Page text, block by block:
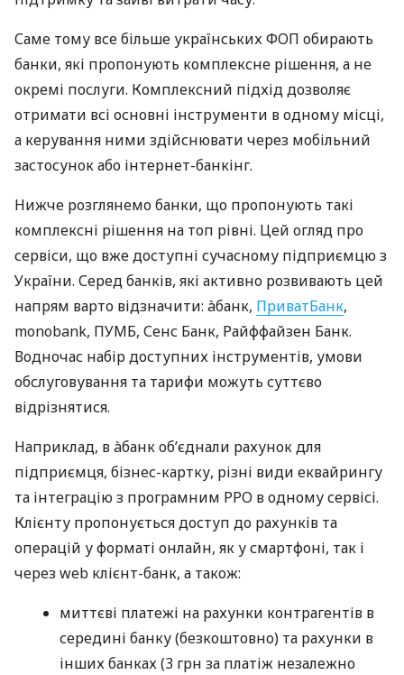
Саме тому все більше українських ФОП обирають
банки, які пропонують комплексне рішення, а не
окремі послуги. Комплексний підхід дозволяє
отримати всі основні інструменти в одному місці,
а керування ними здійснювати через мобільний
застосунок або інтернет-банкінг.
Нижче розглянемо банки, що пропонують такі
комплексні рішення на топ рівні. Цей огляд про
сервіси, що вже доступні сучасному підприємцю з
України. Серед банків, які активно розвивають цей
напрям варто відзначити: àбанк, ПриватБанк,
monobank, ПУМБ, Сенс Банк, Райффайзен Банк.
Водночас набір доступних інструментів, умови
обслуговування та тарифи можуть суттєво
відрізнятися.
Наприклад, в àбанк об’єднали рахунок для
підприємця, бізнес-картку, різні види еквайрингу
та інтеграцію з програмним РРО в одному сервісі.
Клієнту пропонується доступ до рахунків та
операцій у форматі онлайн, як у смартфоні, так і
через web клієнт-банк, а також:
миттєві платежі на рахунки контрагентів в
середині банку (безкоштовно) та рахунки в
інших банках (3 грн за платіж незалежно